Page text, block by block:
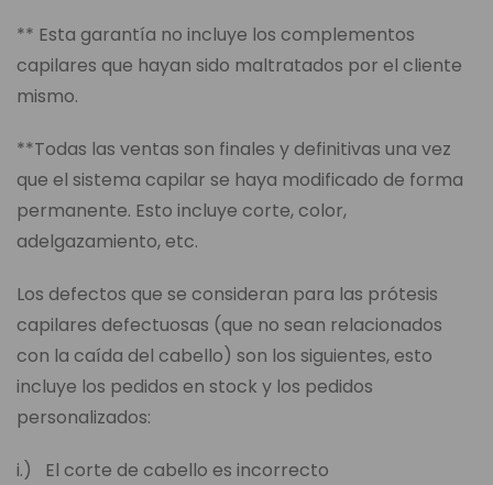
** Esta garantía no incluye los complementos
capilares que hayan sido maltratados por el cliente
mismo.
**Todas las ventas son finales y definitivas una vez
que el sistema capilar se haya modificado de forma
permanente. Esto incluye corte, color,
adelgazamiento, etc.
Los defectos que se consideran para las prótesis
capilares defectuosas (que no sean relacionados
con la caída del cabello) son los siguientes, esto
incluye los pedidos en stock y los pedidos
personalizados:
i.) El corte de cabello es incorrecto